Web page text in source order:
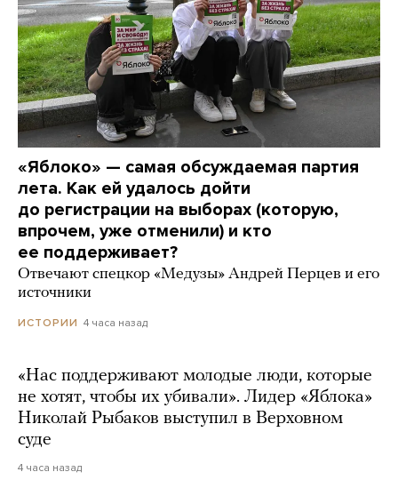
«Яблоко» — самая обсуждаемая партия
лета. Как ей удалось дойти
до регистрации на выборах (которую,
впрочем, уже отменили) и кто
ее поддерживает?
Отвечают спецкор «Медузы» Андрей Перцев и его
источники
ИСТОРИИ 4 часа назад
«Нас поддерживают молодые люди, которые
не хотят, чтобы их убивали». Лидер «Яблока»
Николай Рыбаков выступил в Верховном
суде
4 часа назад